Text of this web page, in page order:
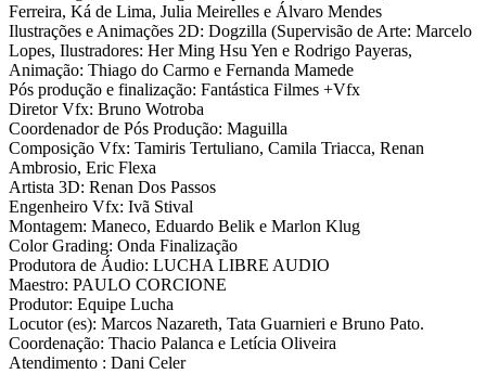
Ferreira, Ká de Lima, Julia Meirelles e Álvaro Mendes
Ilustrações e Animações 2D: Dogzilla (Supervisão de Arte: Marcelo
Lopes, Ilustradores: Her Ming Hsu Yen e Rodrigo Payeras,
Animação: Thiago do Carmo e Fernanda Mamede
Pós produção e finalização: Fantástica Filmes +Vfx
Diretor Vfx: Bruno Wotroba
Coordenador de Pós Produção: Maguilla
Composição Vfx: Tamiris Tertuliano, Camila Triacca, Renan
Ambrosio, Eric Flexa
Artista 3D: Renan Dos Passos
Engenheiro Vfx: Ivã Stival
Montagem: Maneco, Eduardo Belik e Marlon Klug
Color Grading: Onda Finalização
Produtora de Áudio: LUCHA LIBRE AUDIO
Maestro: PAULO CORCIONE
Produtor: Equipe Lucha
Locutor (es): Marcos Nazareth, Tata Guarnieri e Bruno Pato.
Coordenação: Thacio Palanca e Letícia Oliveira
Atendimento : Dani Celer